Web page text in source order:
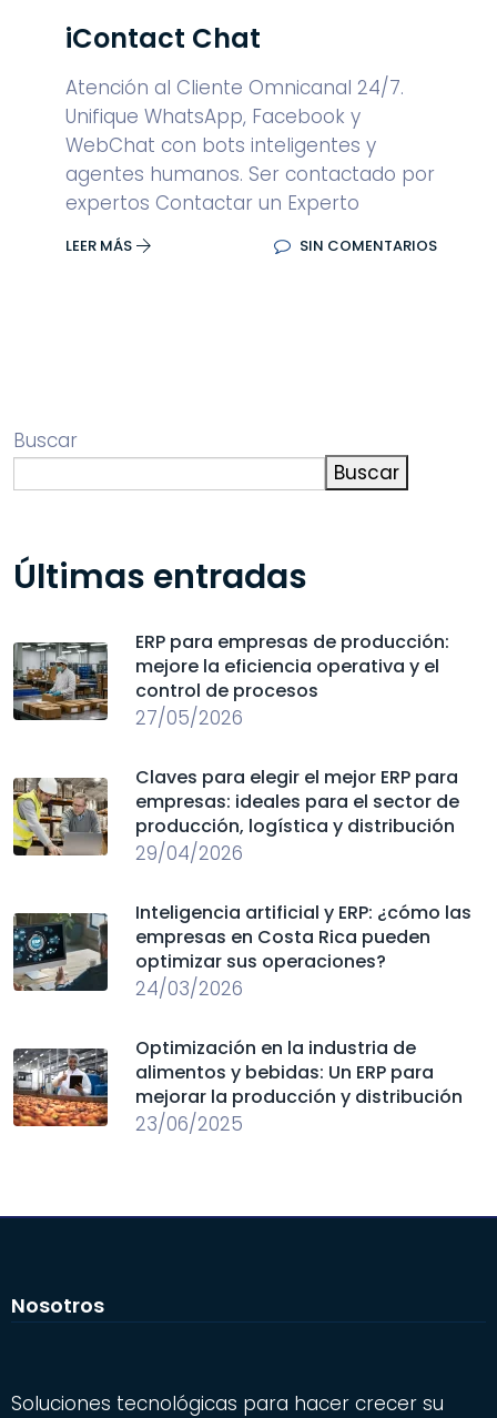
iContact Chat
Atención al Cliente Omnicanal 24/7.
Unifique WhatsApp, Facebook y
WebChat con bots inteligentes y
agentes humanos. Ser contactado por
expertos Contactar un Experto
LEER MÁS SIN COMENTARIOS
Buscar
Buscar
Últimas entradas
ERP para empresas de producción:
mejore la eficiencia operativa y el
control de procesos
27/05/2026
Claves para elegir el mejor ERP para
empresas: ideales para el sector de
producción, logística y distribución
29/04/2026
Inteligencia artificial y ERP: ¿cómo las
empresas en Costa Rica pueden
optimizar sus operaciones?
24/03/2026
Optimización en la industria de
alimentos y bebidas: Un ERP para
mejorar la producción y distribución
23/06/2025
Nosotros
Soluciones tecnológicas para hacer crecer su